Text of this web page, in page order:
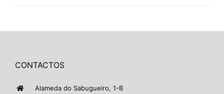
CONTACTOS
Alameda do Sabugueiro, 1-B